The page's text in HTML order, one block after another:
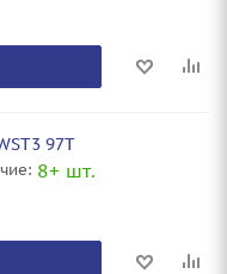
97T
8+ шт.